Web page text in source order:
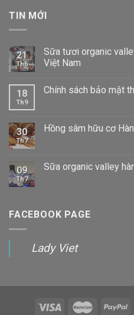
TIN MỚI
21
Th6
Sữa tươi organic
Việt Nam
18
Th9
Chính sách bảo mật
30
Th7
Hồng sâm hữu cơ
09
Th7
Sữa organic valley
FACEBOOK PAGE
Lady Viet